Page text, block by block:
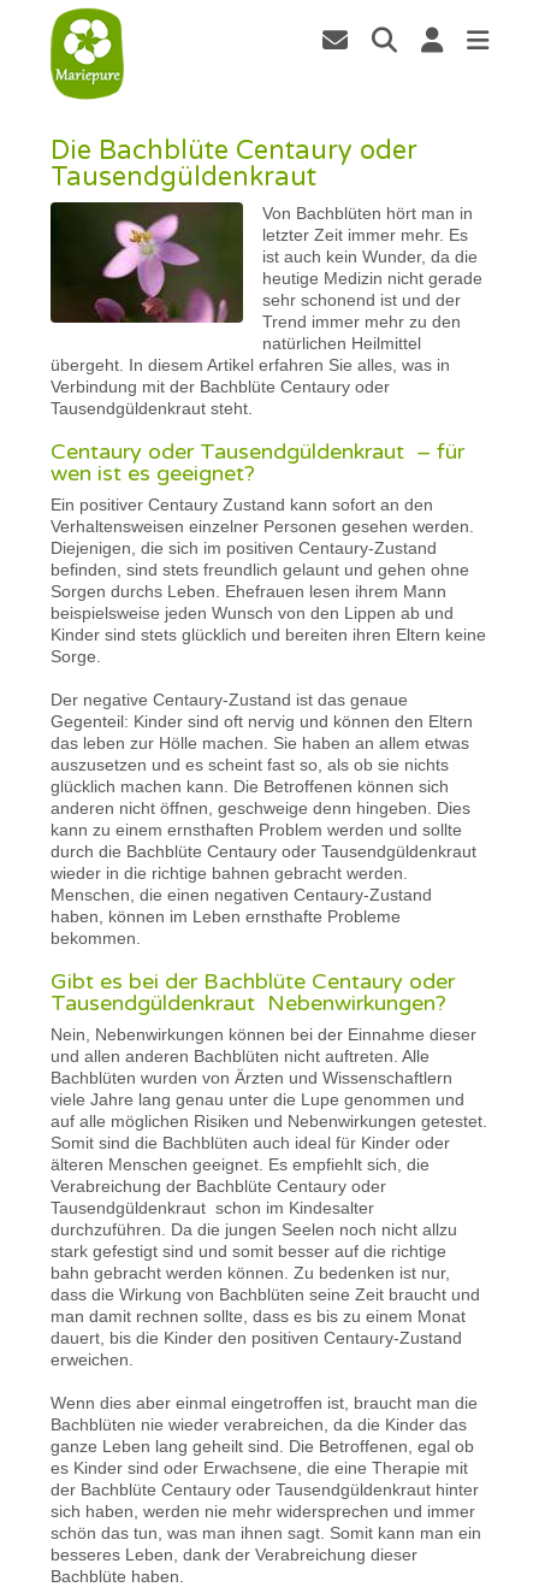
Die Bachblüte Centaury oder
Tausendgüldenkraut
Von Bachblüten hört man in
letzter Zeit immer mehr. Es
ist auch kein Wunder, da die
heutige Medizin nicht gerade
sehr schonend ist und der
Trend immer mehr zu den
natürlichen Heilmittel
übergeht. In diesem Artikel erfahren Sie alles, was in
Verbindung mit der Bachblüte Centaury oder
Tausendgüldenkraut steht.
Centaury oder Tausendgüldenkraut – für
wen ist es geeignet?
Ein positiver Centaury Zustand kann sofort an den
Verhaltensweisen einzelner Personen gesehen werden.
Diejenigen, die sich im positiven Centaury-Zustand
befinden, sind stets freundlich gelaunt und gehen ohne
Sorgen durchs Leben. Ehefrauen lesen ihrem Mann
beispielsweise jeden Wunsch von den Lippen ab und
Kinder sind stets glücklich und bereiten ihren Eltern keine
Sorge.
Der negative Centaury-Zustand ist das genaue
Gegenteil: Kinder sind oft nervig und können den Eltern
das leben zur Hölle machen. Sie haben an allem etwas
auszusetzen und es scheint fast so, als ob sie nichts
glücklich machen kann. Die Betroffenen können sich
anderen nicht öffnen, geschweige denn hingeben. Dies
kann zu einem ernsthaften Problem werden und sollte
durch die Bachblüte Centaury oder Tausendgüldenkraut
wieder in die richtige bahnen gebracht werden.
Menschen, die einen negativen Centaury-Zustand
haben, können im Leben ernsthafte Probleme
bekommen.
Gibt es bei der Bachblüte Centaury oder
Tausendgüldenkraut Nebenwirkungen?
Nein, Nebenwirkungen können bei der Einnahme dieser
und allen anderen Bachblüten nicht auftreten. Alle
Bachblüten wurden von Ärzten und Wissenschaftlern
viele Jahre lang genau unter die Lupe genommen und
auf alle möglichen Risiken und Nebenwirkungen getestet.
Somit sind die Bachblüten auch ideal für Kinder oder
älteren Menschen geeignet. Es empfiehlt sich, die
Verabreichung der Bachblüte Centaury oder
Tausendgüldenkraut schon im Kindesalter
durchzuführen. Da die jungen Seelen noch nicht allzu
stark gefestigt sind und somit besser auf die richtige
bahn gebracht werden können. Zu bedenken ist nur,
dass die Wirkung von Bachblüten seine Zeit braucht und
man damit rechnen sollte, dass es bis zu einem Monat
dauert, bis die Kinder den positiven Centaury-Zustand
erweichen.
Wenn dies aber einmal eingetroffen ist, braucht man die
Bachblüten nie wieder verabreichen, da die Kinder das
ganze Leben lang geheilt sind. Die Betroffenen, egal ob
es Kinder sind oder Erwachsene, die eine Therapie mit
der Bachblüte Centaury oder Tausendgüldenkraut hinter
sich haben, werden nie mehr widersprechen und immer
schön das tun, was man ihnen sagt. Somit kann man ein
besseres Leben, dank der Verabreichung dieser
Bachblüte haben.